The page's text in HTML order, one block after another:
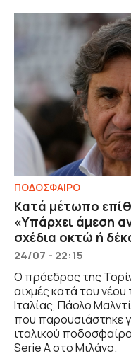
ΠΟΔΟΣΦΑΙΡΟ
Κατά μέτωπο
«Υπάρχει άμεση
σχέδια οκτώ ή
24/07 - 22:15
Ο πρόεδρος της
αιχμές κατά του νέου
Ιταλίας, Πάολο
που παρουσιάστηκε
ιταλικού
Serie A στο Μιλάνο.